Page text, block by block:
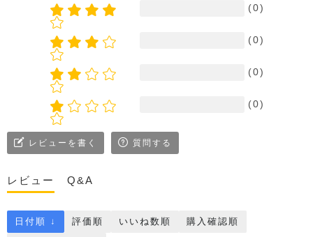
(0)
(0)
(0)
(0)
レビューを書く 質問する
レビュー Q&A
日付順 ↓ 評価順 いいね数順 購入確認順